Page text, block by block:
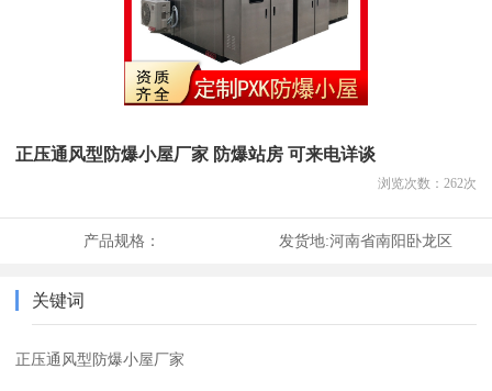
正压通风型防爆小屋厂家 防爆站房 可来电详谈
浏览次数： 262次
产品规格： 发货地:河南省南阳卧龙区
关键词
正压通风型防爆小屋厂家